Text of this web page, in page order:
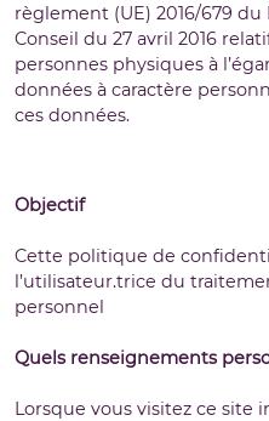
règlement (UE) 2016/679
Conseil du 27 avril 2016
personnes physiques à
données à caractère
ces données.
Objectif
Cette politique de
l’utilisateur.trice du
personnel
Quels renseignements
Lorsque vous visitez ce site